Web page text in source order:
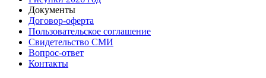
Документы
Договор-оферта
Пользовательское соглашение
Свидетельство СМИ
Вопрос-ответ
Контакты